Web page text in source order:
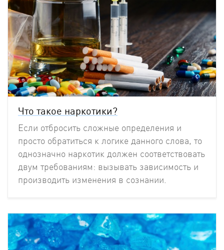
Что такое наркотики?
Если отбросить сложные определения и
просто обратиться к логике данного слова, то
однозначно наркотик должен соответствовать
двум требованиям: вызывать зависимость и
производить изменения в сознании.